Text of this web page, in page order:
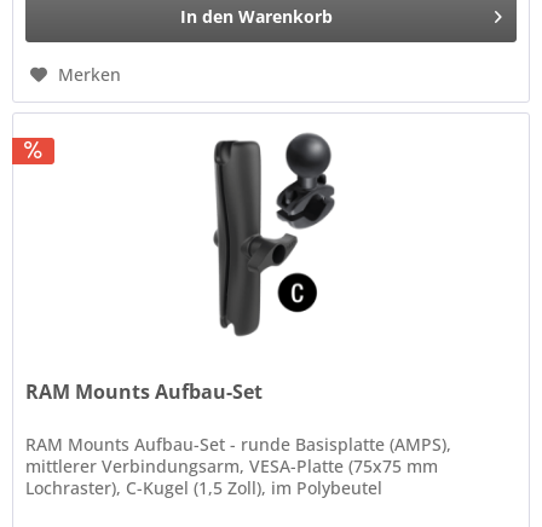
In den Warenkorb
Merken
RAM Mounts Aufbau-Set
RAM Mounts Aufbau-Set - runde Basisplatte (AMPS),
mittlerer Verbindungsarm, VESA-Platte (75x75 mm
Lochraster), C-Kugel (1,5 Zoll), im Polybeutel